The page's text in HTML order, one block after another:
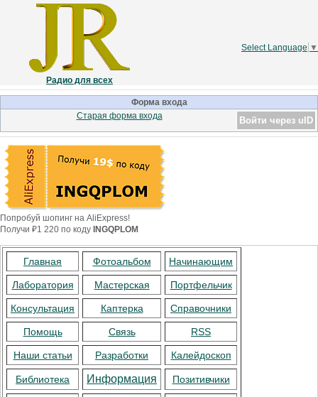
Радио для всех
Select Language ▼
Форма входа
Войти через uID
Старая форма входа
Попробуй шопинг на AliExpress!
Получи ₽1 220 по коду INGQPLOM
Главная Фотоальбом Начинающим
Лаборатория Мастерская Портфельчик
Консультация Каптерка Справочники
Помощь Связь RSS
Наши статьи Разработки Калейдоскоп
Библиотека Информация Позитивчики